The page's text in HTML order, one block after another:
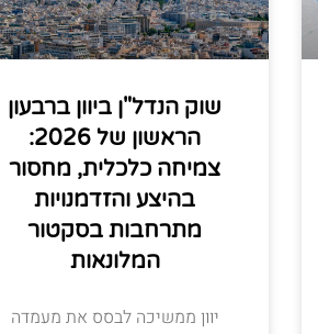
שוק הנדל"ן ביוון ברבעון
הראשון של 2026:
צמיחה כלכלית, מחסור
בהיצע והזדמנויות
מתרחבות בסקטור
המלונאות
יוון ממשיכה לבסס את מעמדה